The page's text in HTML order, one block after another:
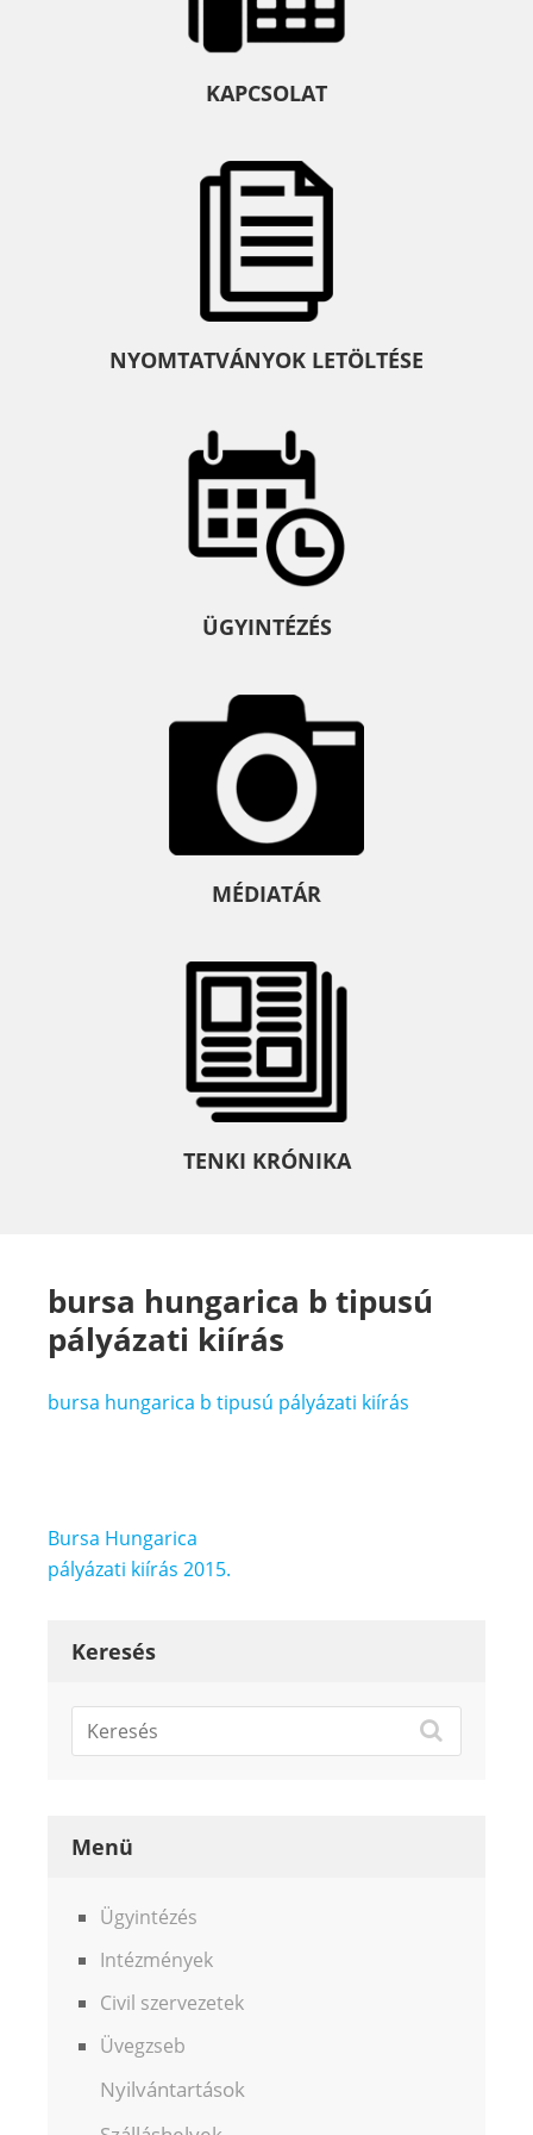
KAPCSOLAT
NYOMTATVÁNYOK LETÖLTÉSE
ÜGYINTÉZÉS
MÉDIATÁR
TENKI KRÓNIKA
bursa hungarica b tipusú
pályázati kiírás
bursa hungarica b tipusú pályázati kiírás
Bejegyzés
navigáció
Bursa Hungarica
pályázati kiírás 2015.
Keresés
Menü
Ügyintézés
Intézmények
Civil szervezetek
Üvegzseb
Nyilvántartások